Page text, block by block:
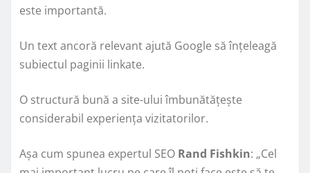
este importantă.
Un text ancoră relevant ajută Google să înțeleagă
subiectul paginii linkate.
O structură bună a site-ului îmbunătățește
considerabil experiența vizitatorilor.
Așa cum spunea expertul SEO Rand Fishkin: „Cel